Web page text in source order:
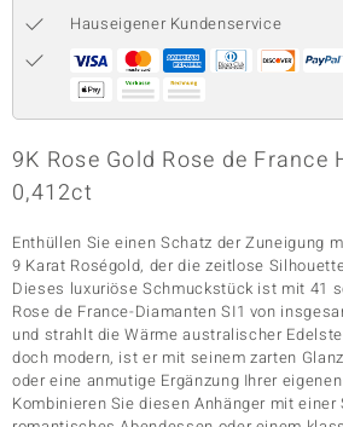
Classics
Hauseigener Kundenservice
9K Rose Gold Rose de France
0,412ct
Enthüllen Sie einen Schatz der Zuneigung
9 Karat Roségold, der die zeitlose
Dieses luxuriöse Schmuckstück ist mit 41
Rose de France-Diamanten SI1 von
und strahlt die Wärme australischer
doch modern, ist er mit seinem zarten
oder eine anmutige Ergänzung Ihrer
Kombinieren Sie diesen Anhänger mit